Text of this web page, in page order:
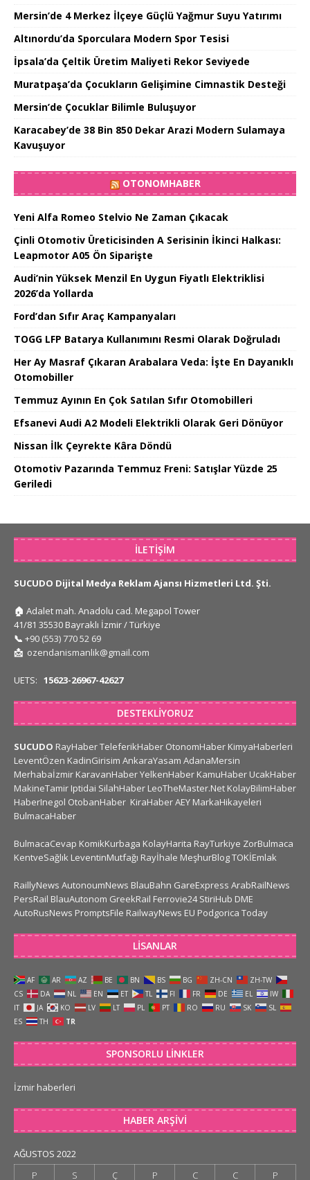
Mersin’de 4 Merkez İlçeye Güçlü Yağmur Suyu Yatırımı
Altınordu’da Sporculara Modern Spor Tesisi
İpsala’da Çeltik Üretim Maliyeti Rekor Seviyede
Muratpaşa’da Çocukların Gelişimine Cimnastik Desteği
Mersin’de Çocuklar Bilimle Buluşuyor
Karacabey’de 38 Bin 850 Dekar Arazi Modern Sulamaya
Kavuşuyor
OTONOMHABER
Yeni Alfa Romeo Stelvio Ne Zaman Çıkacak
Çinli Otomotiv Üreticisinden A Serisinin İkinci Halkası:
Leapmotor A05 Ön Siparişte
Audi’nin Yüksek Menzil En Uygun Fiyatlı Elektriklisi
2026’da Yollarda
Ford’dan Sıfır Araç Kampanyaları
TOGG LFP Batarya Kullanımını Resmi Olarak Doğruladı
Her Ay Masraf Çıkaran Arabalara Veda: İşte En Dayanıklı
Otomobiller
Temmuz Ayının En Çok Satılan Sıfır Otomobilleri
Efsanevi Audi A2 Modeli Elektrikli Olarak Geri Dönüyor
Nissan İlk Çeyrekte Kâra Döndü
Otomotiv Pazarında Temmuz Freni: Satışlar Yüzde 25
Geriledi
İLETIŞIM
SUCUDO Dijital Medya Reklam Ajansı Hizmetleri Ltd. Şti.
🏠 Adalet mah. Anadolu cad. Megapol Tower
41/81 35530 Bayraklı İzmir / Türkiye
📞 +90 (553) 770 52 69
📩 ozendanismanlik@gmail.com
UETS: 15623-26967-42627
DESTEKLIYORUZ
SUCUDO RayHaberTeleferikHaber OtonomHaber KimyaHaberleri
LeventÖzen KadinGirisim AnkaraYasam AdanaMersin
Merhabaİzmir KaravanHaberYelkenHaber KamuHaber UcakHaber
MakineTamir Iptidai SilahHaber LeoTheMaster.Net KolayBilimHaber
HaberInegol OtobanHaber KiraHaberAEY MarkaHikayeleri
BulmacaHaber
BulmacaCevap KomikKurbaga KolayHarita RayTurkiye ZorBulmaca
KentveSağlık LeventinMutfağı Rayİhale MeşhurBlogTOKİEmlak
RaillyNews AutonoumNews BlauBahn GareExpress ArabRailNews
PersRail BlauAutonom GreekRail Ferrovie24 StiriHub DME
AutoRusNews PromptsFile RailwayNews EU Podgorica Today
LISANLAR
AF AR AZ BE BN BS BG ZH-CN
ZH-TW
CS
DA NL EN ET TL FI FR DE EL
IW
IT
JA KO LV LT PL PT RO RU SK
SL
ES
TH TR
SPONSORLU LINKLER
İzmir haberleri
HABER ARŞIVI
AĞUSTOS 2022
P
S Ç P C C P